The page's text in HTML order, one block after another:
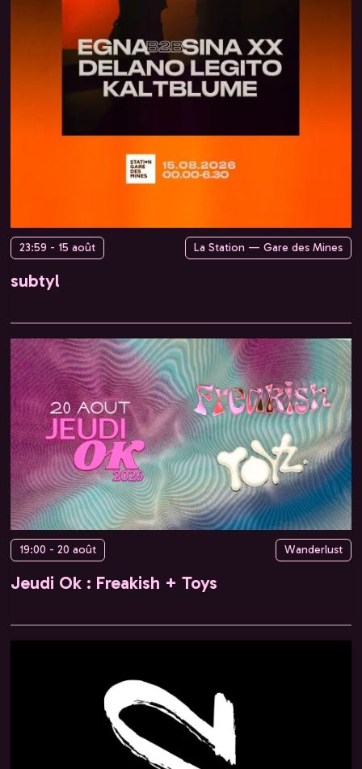
23:59 - 15 août La Station — Gare des Mines
subtyl
19:00 - 20 août Wanderlust
Jeudi Ok : Freakish + Toys